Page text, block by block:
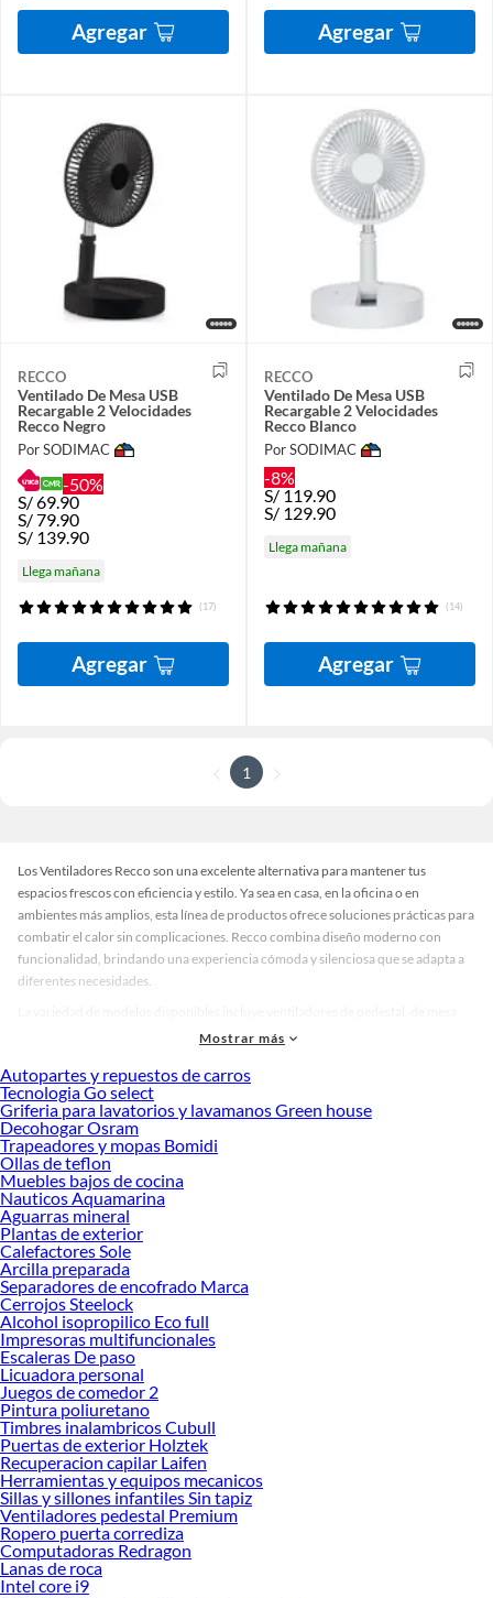
Agregar Agregar
RECCO
Ventilado De Mesa USB
Recargable 2 Velocidades
Recco Negro
Por SODIMAC
-50%
S/69.90
S/79.90
S/ 139.90
Llega mañana
(17)
Agregar
RECCO
Ventilado De Mesa USB
Recargable 2 Velocidades
Recco Blanco
Por SODIMAC
-8%
S/119.90
S/ 129.90
Llega mañana
(14)
Agregar
1
Los Ventiladores Recco son una excelente alternativa para mantener tus
espacios frescos con eficiencia y estilo. Ya sea en casa, en la oficina o en
ambientes más amplios, esta línea de productos ofrece soluciones prácticas para
combatir el calor sin complicaciones. Recco combina diseño moderno con
funcionalidad, brindando una experiencia cómoda y silenciosa que se adapta a
diferentes necesidades.
de torre y de pared, con opciones en distintos colores y acabados que
están pensados para ofrecer un flujo de aire constante y regulable, permitiendo
ajustar la intensidad según el momento del día o el tamaño del ambiente. Esta
diversidad facilita encontrar el modelo ideal para cada espacio, desde
dormitorios hasta salas de reuniones.
Al momento de elegir, es importante considerar el tipo de ventilador, el nivel de
potencia, el tamaño y las funciones adicionales como el temporizador o el
control remoto. Recco ofrece alternativas para quienes buscan una solución
básica y económica, así como modelos más completos para quienes priorizan
comodidad y rendimiento. Esta flexibilidad convierte a la marca en una opción
confiable para quienes valoran el confort sin complicaciones.
¿No sabes cuál elegir? Descubre cuál se adapta mejor a ti según el tamaño de tu
espacio y tus hábitos de uso. También puedes conocer más sobre sus beneficios
y explorar las colecciones disponibles para tomar una decisión informada. Elegir
Recco es apostar por frescura, diseño y bienestar en tu día a día.
Enlaces relacionados:
Refrigeradora
Ventilador
Aire acondicionado
Aire acondicionado portatil
Deshumedecedor
Cocinas
Licuadora
Freidora de aire
Mostrar más
Autopartes y repuestos de carros
Tecnologia Go select
Griferia para lavatorios y lavamanos Green house
Decohogar Osram
Trapeadores y mopas Bomidi
Ollas de teflon
Muebles bajos de cocina
Nauticos Aquamarina
Aguarras mineral
Plantas de exterior
Calefactores Sole
Arcilla preparada
Separadores de encofrado Marca
Cerrojos Steelock
Alcohol isopropilico Eco full
Impresoras multifuncionales
Escaleras De paso
Licuadora personal
Juegos de comedor 2
Pintura poliuretano
Timbres inalambricos Cubull
Puertas de exterior Holztek
Recuperacion capilar Laifen
Herramientas y equipos mecanicos
Sillas y sillones infantiles Sin tapiz
Ventiladores pedestal Premium
Ropero puerta corrediza
Computadoras Redragon
Lanas de roca
Intel core i9